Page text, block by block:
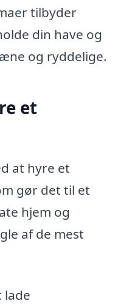
tilbyder
din have og
og ryddelige.
et
at hyre et
gør det til et
hjem og
af de mest
lade